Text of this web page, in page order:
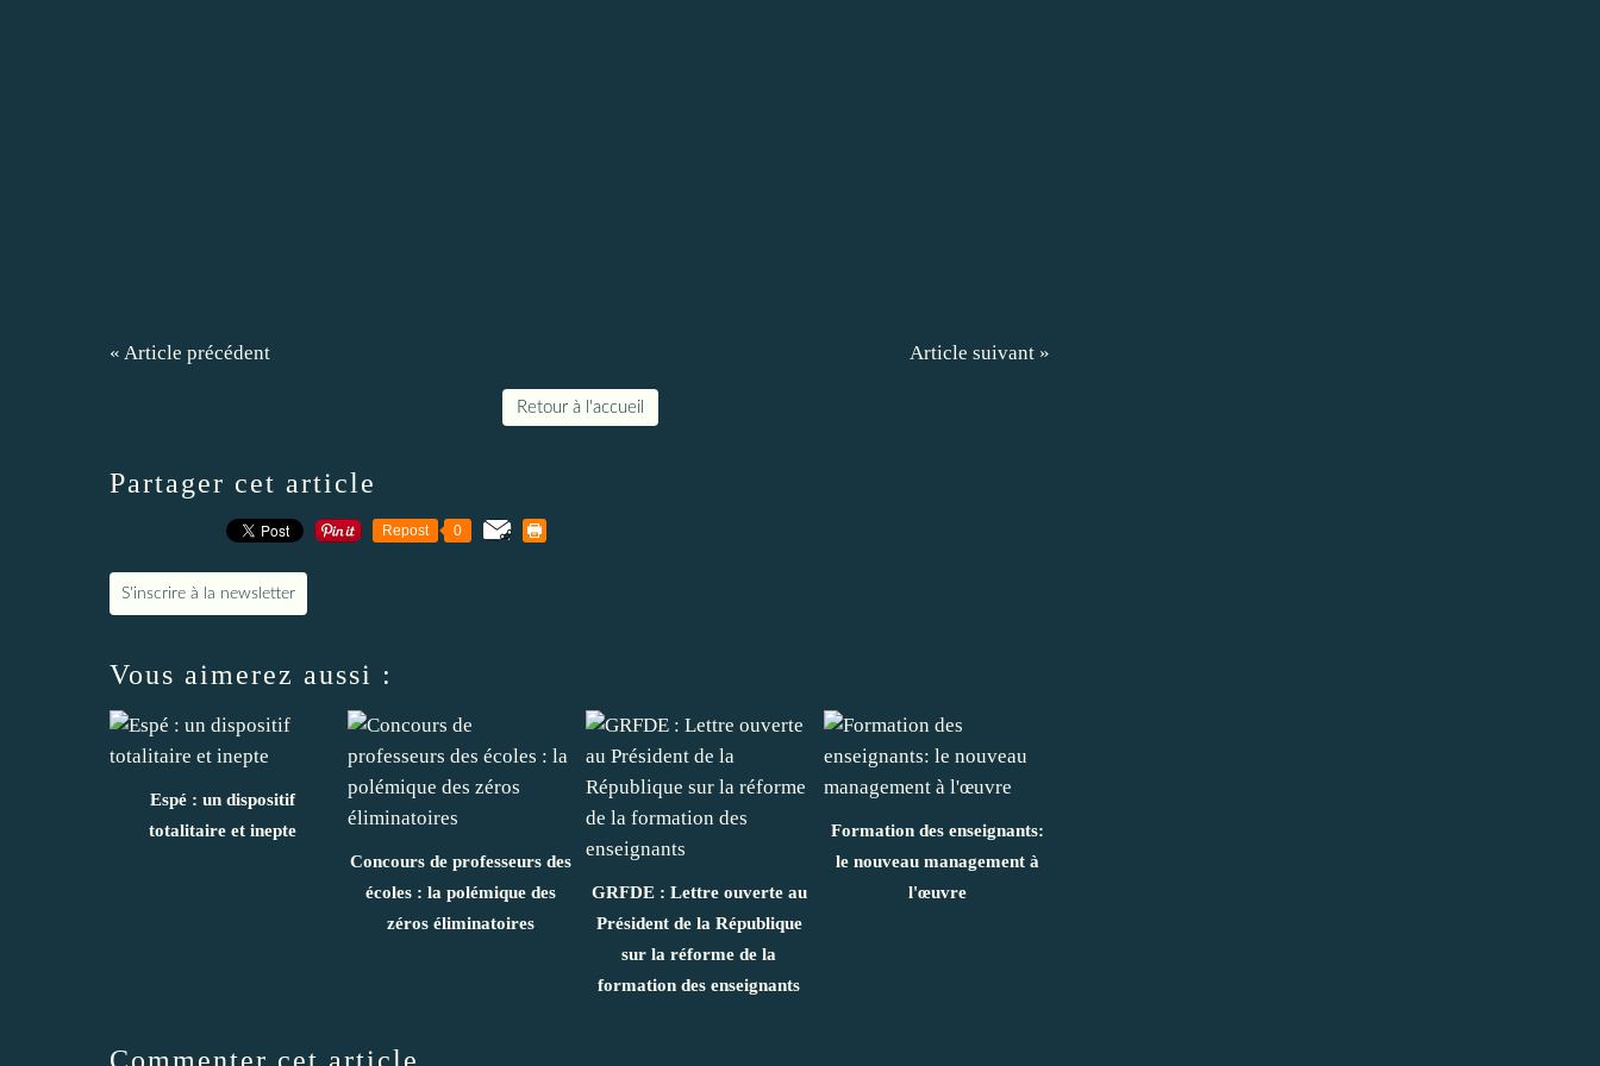
« Article précédent Article suivant »
Retour à l'accueil
Partager cet article
Repost 0
S'inscrire à la newsletter
Vous aimerez aussi :
Espé : un dispositif
totalitaire et inepte
Concours de professeurs des
écoles : la polémique des
zéros éliminatoires
GRFDE : Lettre ouverte au
Président de la République
sur la réforme de la
formation des enseignants
Formation des enseignants:
le nouveau management à
l'œuvre
Commenter cet article